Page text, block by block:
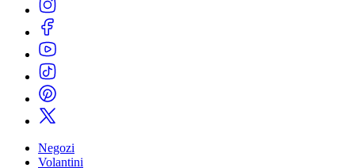
Negozi
Volantini